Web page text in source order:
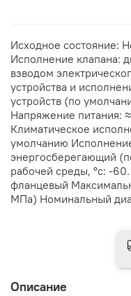
Исходное состояние:
Исполнение клапана:
взводом
устройства и
устройств (по
Напряжение питания:
Климатическое
умолчанию
энергосберегающий
рабочей среды, °с: -
фланцевый
МПа) Номинальный
Описание